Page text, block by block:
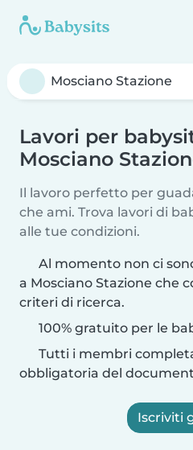
Lavori per
Mosciano
Il lavoro perfetto per
che ami. Trova lavori di
alle tue condizioni.
Al momento non ci
a Mosciano Stazione che
criteri di ricerca.
100% gratuito per le
Tutti i membri
obbligatoria del
Iscriviti